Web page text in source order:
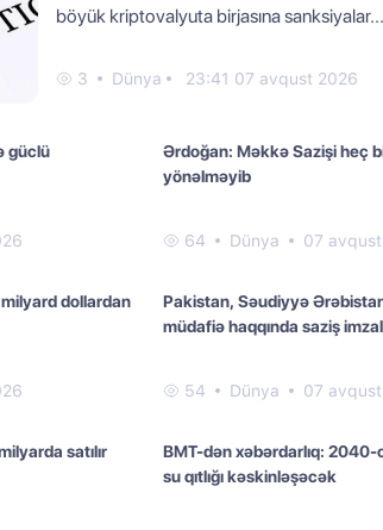
böyük kriptovalyuta birjasına sanksiyalar...
3 Dünya 23:41 07 avqust 2026
güclü
Ərdoğan: Məkkə Sazişi heç
yönəlməyib
64 Dünya 07
milyard dollardan
Pakistan, Səudiyyə
müdafiə haqqında saziş
54 Dünya 07
satılır
BMT-dən xəbərdarlıq: 2040-
su qıtlığı kəskinləşəcək